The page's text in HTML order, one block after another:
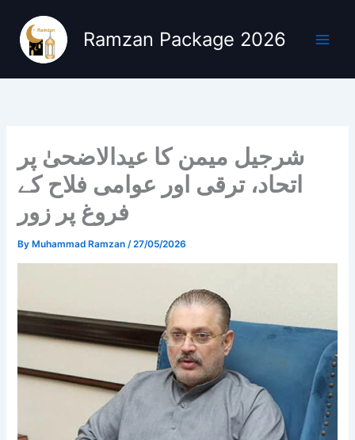
content
Ramzan Package 2026
شرجیل میمن کا عیدالاضحیٰ پر
اتحاد، ترقی اور عوامی فلاح کے
فروغ پر زور
By Muhammad Ramzan/27/05/2026